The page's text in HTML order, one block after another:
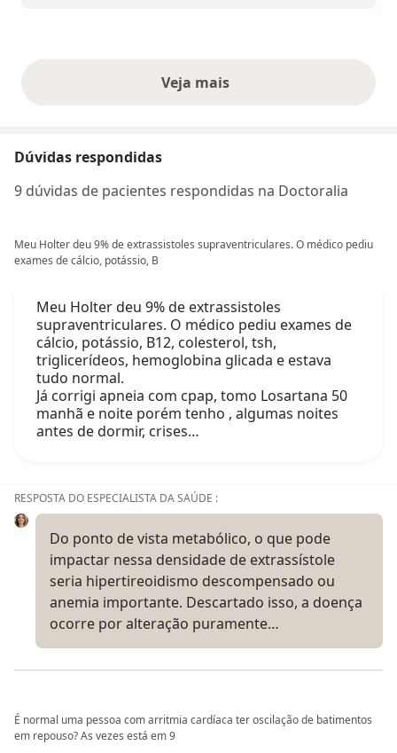
Veja maisopiniões acima
Dúvidas respondidas
9 dúvidas de pacientes respondidas na Doctoralia
Meu Holter deu 9% de extrassistoles supraventriculares. O médico pediu
exames de cálcio, potássio, B
Meu Holter deu 9% de extrassistoles
supraventriculares. O médico pediu exames de
cálcio, potássio, B12, colesterol, tsh,
triglicerídeos, hemoglobina glicada e estava
tudo normal.
Já corrigi apneia com cpap, tomo Losartana 50
manhã e noite porém tenho , algumas noites
antes de dormir, crises…
RESPOSTA DO ESPECIALISTA DA SAÚDE :
Do ponto de vista metabólico, o que pode
impactar nessa densidade de extrassístole
seria hipertireoidismo descompensado ou
anemia importante. Descartado isso, a doença
ocorre por alteração puramente…
É normal uma pessoa com arritmia cardíaca ter oscilação de batimentos
em repouso? As vezes está em 9